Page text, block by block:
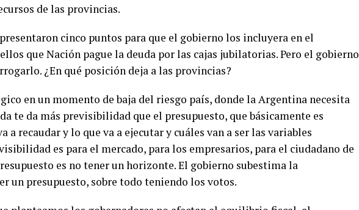
de las provincias.
cinco puntos para que el gobierno los incluyera en el
que Nación pague la deuda por las cajas jubilatorias. Pero el gobierno
¿En qué posición deja a las provincias?
en un momento de baja del riesgo país, donde la Argentina necesita
te da más previsibilidad que el presupuesto, que básicamente es
a recaudar y lo que va a ejecutar y cuáles van a ser las variables
es para el mercado, para los empresarios, para el ciudadano de
es no tener un horizonte. El gobierno subestima la
un presupuesto, sobre todo teniendo los votos.